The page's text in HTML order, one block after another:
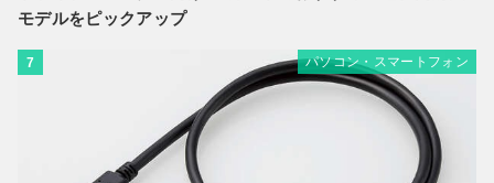
モデルをピックアップ
7 パソコン・スマートフォン